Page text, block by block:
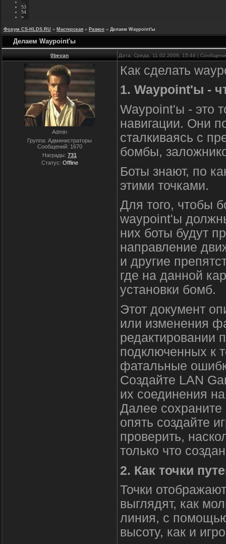
53
54
»
Форум CS-HLDS.RU » Мастерская » Разное » Делаем Waypoint'ы
Делаем Waypoint'ы
0bevan Дата: Среда, 11.02.2009, 15:44 |
Admin
Группа: Администраторы
Сообщений: 1670
Награды: 731
Статус: Offline
Как сделать
1. Waypoint'ы -
Waypoint'ы - это
навигации. Они
сталкиваясь с
бомбы,
Боты знают, по
этими точками.
Для того, чтобы
waypoint'ы
них боты будут
направление
и другие
где на данной
установки бомб.
Этот документ
или изменения
подключенных к
фатальные
Создайте LAN
их соединения
Далее сохраните
опять создайте
проверить,
только что
2. Как точки
Точки
выглядят, как
линия, с
высоту, как и